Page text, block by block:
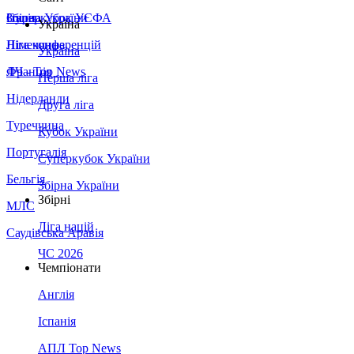
Збірна України
Італія
Німеччина
Франція
Нідерланди
Туреччина
Португалія
Бельгія
МЛС
Саудівська Аравія
Суперкубок УЄФА
Ліга конференцій
ЛЧ - Top News
Україна
Україна
Перша ліга
Друга ліга
Кубок України
Суперкубок України
Збірна України
Збірні
Ліга націй
ЧС 2026
Чемпіонати
Англія
Іспанія
АПЛ Top News